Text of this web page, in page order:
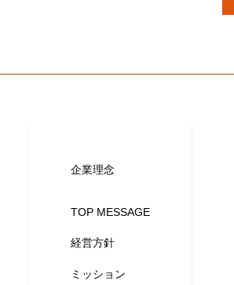
企業理念
TOP MESSAGE
経営方針
ミッション